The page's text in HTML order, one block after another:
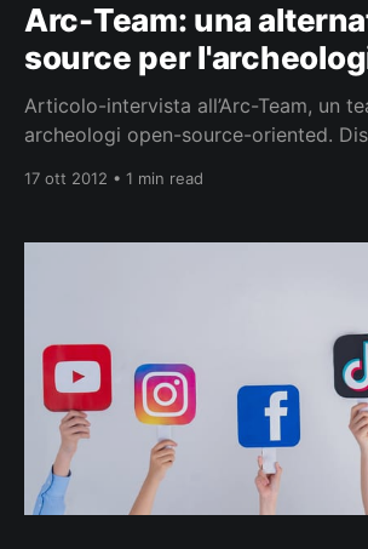
Arc-Team: una
source per
Articolo-intervista all’Arc-Team, un
archeologi open-source-oriented.
17 ott 2012 • 1 min read